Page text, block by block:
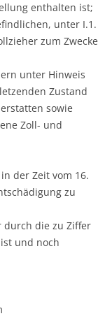
enthalten ist;
unter I.1.
zum Zwecke
unter Hinweis
Zustand
sowie
Zoll- und
der Zeit vom 16.
zu
durch die zu Ziffer
und noch